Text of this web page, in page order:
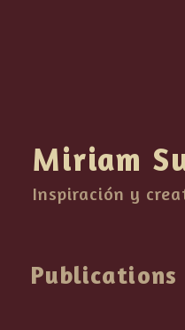
Miriam
Inspiración y
Publications